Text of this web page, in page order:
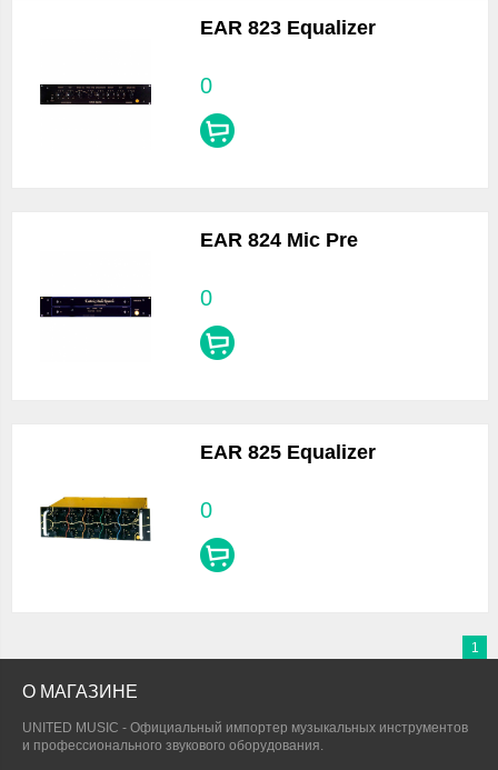
EAR 823 Equalizer
0
EAR 824 Mic Pre
0
EAR 825 Equalizer
0
1
О МАГАЗИНЕ
UNITED MUSIC - Официальный импортер музыкальных инструментов
и профессионального звукового оборудования.